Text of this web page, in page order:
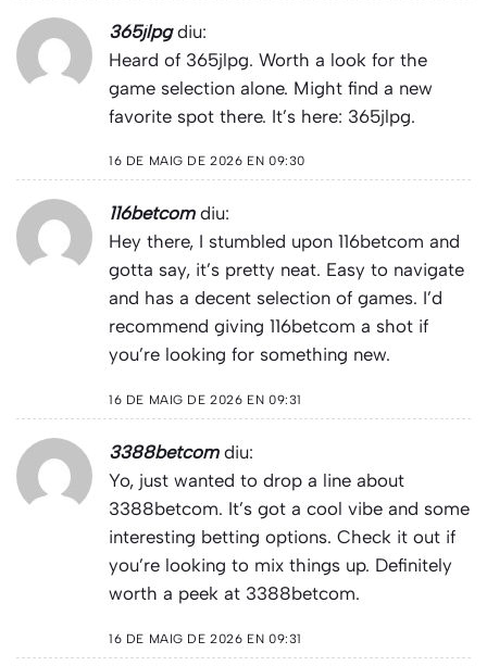
365jlpg diu:
Heard of 365jlpg. Worth a look for the
game selection alone. Might find a new
favorite spot there. It’s here: 365jlpg.
16 DE MAIG DE 2026 EN 09:30
116betcom diu:
Hey there, I stumbled upon 116betcom and
gotta say, it’s pretty neat. Easy to navigate
and has a decent selection of games. I’d
recommend giving 116betcom a shot if
you’re looking for something new.
16 DE MAIG DE 2026 EN 09:31
3388betcom diu:
Yo, just wanted to drop a line about
3388betcom. It’s got a cool vibe and some
interesting betting options. Check it out if
you’re looking to mix things up. Definitely
worth a peek at 3388betcom.
16 DE MAIG DE 2026 EN 09:31